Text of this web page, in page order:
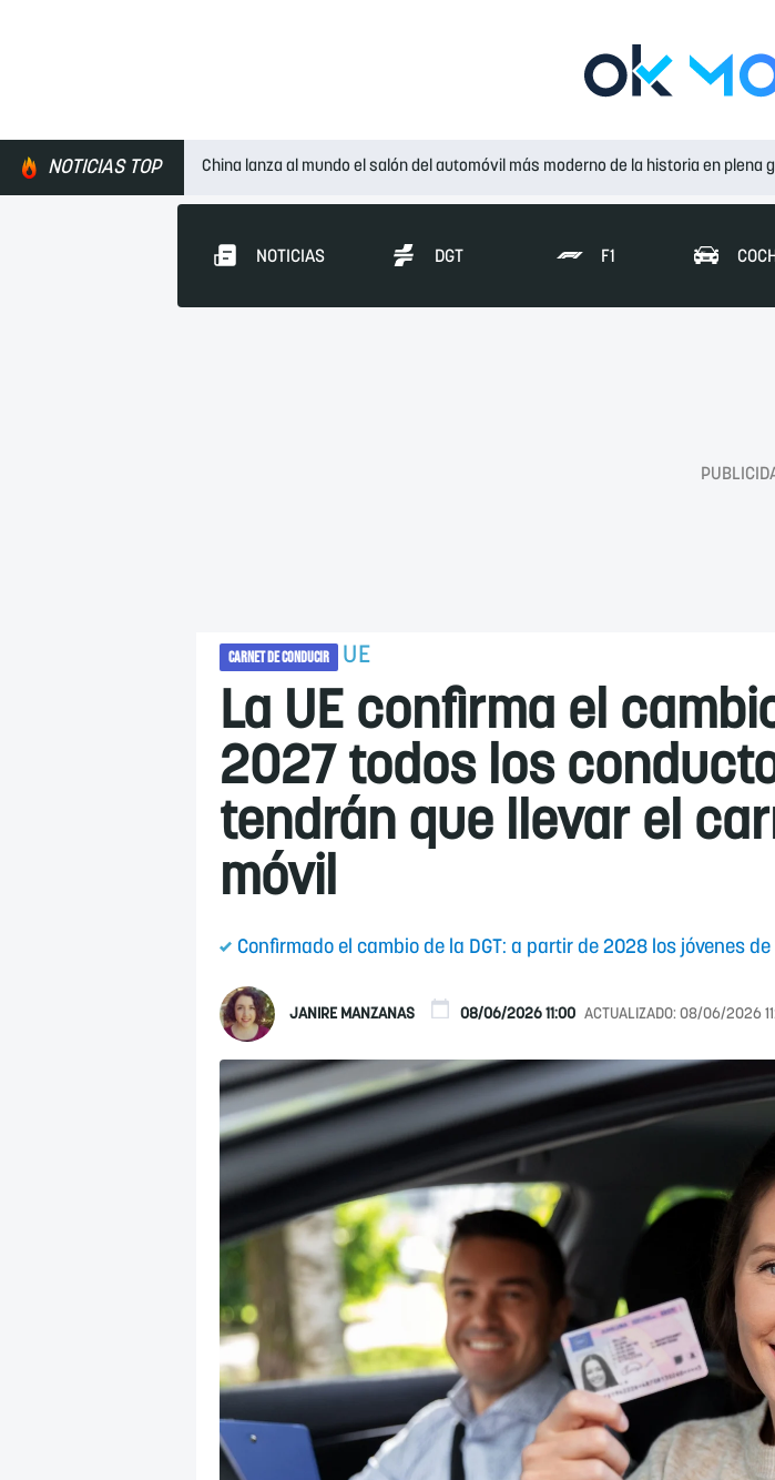
NOTICIAS TOP China lanza al mundo el salón del automóvil más moderno de la historia en plena
NOTICIAS DGT F1
CARNET DE CONDUCIR UE
La UE confirma el
2027 todos los
tendrán que llevar el
móvil
Confirmado el cambio de la DGT: a partir de 2028 los jóvenes
JANIRE MANZANAS 08/06/2026 11:00 ACTUALIZADO: 08/06/2026